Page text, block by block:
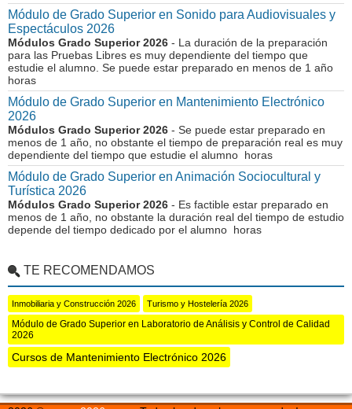
Módulo de Grado Superior en Sonido para Audiovisuales y
Espectáculos 2026
Módulos Grado Superior 2026 - La duración de la preparación
para las Pruebas Libres es muy dependiente del tiempo que
estudie el alumno. Se puede estar preparado en menos de 1 año
horas
Módulo de Grado Superior en Mantenimiento Electrónico
2026
Módulos Grado Superior 2026 - Se puede estar preparado en
menos de 1 año, no obstante el tiempo de preparación real es muy
dependiente del tiempo que estudie el alumno horas
Módulo de Grado Superior en Animación Sociocultural y
Turística 2026
Módulos Grado Superior 2026 - Es factible estar preparado en
menos de 1 año, no obstante la duración real del tiempo de estudio
depende del tiempo dedicado por el alumno horas
TE RECOMENDAMOS
Inmobiliaria y Construcción 2026 Turismo y Hostelería 2026
Módulo de Grado Superior en Laboratorio de Análisis y Control de Calidad
2026
Cursos de Mantenimiento Electrónico 2026